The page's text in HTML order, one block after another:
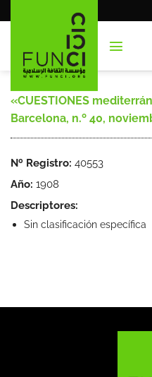
al
«CUESTIONES
Barcelona, n.º 40,
Nº Registro: 40553
Año: 1908
Descriptores:
Sin clasificación específica